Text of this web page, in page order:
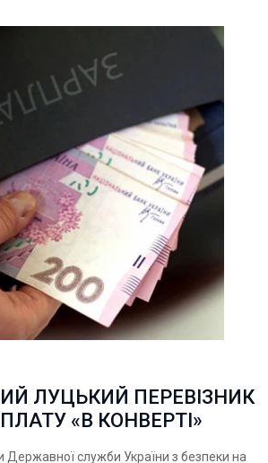
ЛУЦЬКИЙ ПЕРЕВІЗНИК
«В КОНВЕРТІ»
Державної служби України з безпеки на